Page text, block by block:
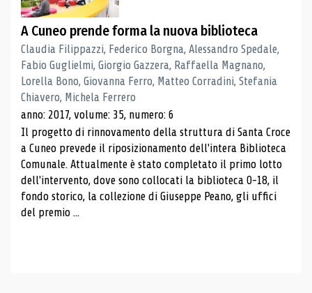
A Cuneo prende forma la nuova biblioteca
Claudia Filippazzi, Federico Borgna, Alessandro Spedale,
Fabio Guglielmi, Giorgio Gazzera, Raffaella Magnano,
Lorella Bono, Giovanna Ferro, Matteo Corradini, Stefania
Chiavero, Michela Ferrero
anno: 2017, volume: 35, numero: 6
Il progetto di rinnovamento della struttura di Santa Croce
a Cuneo prevede il riposizionamento dell'intera Biblioteca
Comunale. Attualmente è stato completato il primo lotto
dell'intervento, dove sono collocati la biblioteca 0-18, il
fondo storico, la collezione di Giuseppe Peano, gli uffici
del premio ...